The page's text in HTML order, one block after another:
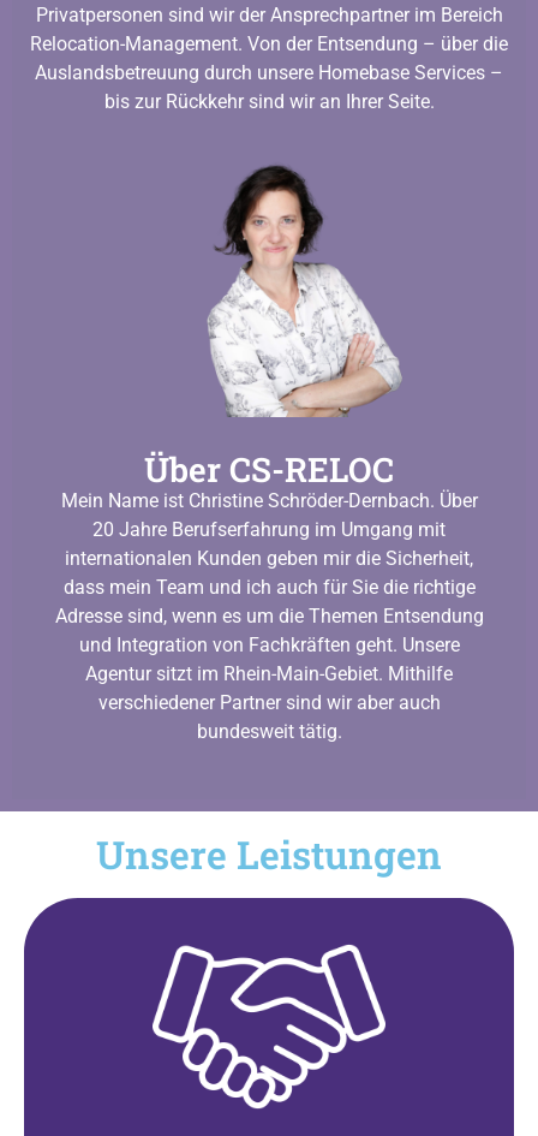
Privatpersonen sind wir der Ansprechpartner im Bereich
Relocation-Management. Von der Entsendung – über die
Auslandsbetreuung durch unsere Homebase Services –
bis zur Rückkehr sind wir an Ihrer Seite.
Über CS-RELOC
Mein Name ist Christine Schröder-Dernbach. Über
20 Jahre Berufserfahrung im Umgang mit
internationalen Kunden geben mir die Sicherheit,
dass mein Team und ich auch für Sie die richtige
Adresse sind, wenn es um die Themen Entsendung
und Integration von Fachkräften geht. Unsere
Agentur sitzt im Rhein-Main-Gebiet. Mithilfe
verschiedener Partner sind wir aber auch
bundesweit tätig.
Unsere Leistungen